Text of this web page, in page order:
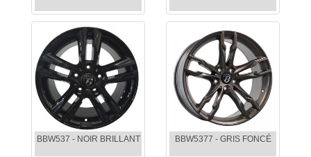
BBW537 - NOIR BRILLANT BBW5377 - GRIS FONCÉ